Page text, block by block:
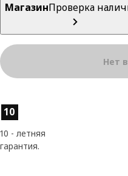
МагазинПроверка
Нет
Характеристики товара
10
10 - летняя
гарантия.